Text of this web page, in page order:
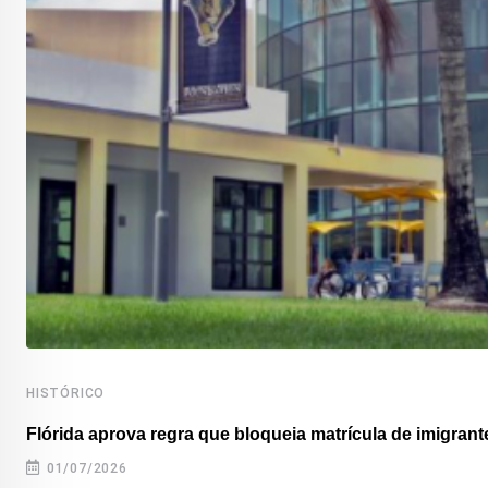
HISTÓRICO
Flórida aprova regra que bloqueia matrícula de
01/07/2026